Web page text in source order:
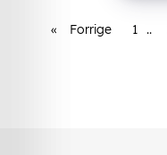
« Forrige 1 ..